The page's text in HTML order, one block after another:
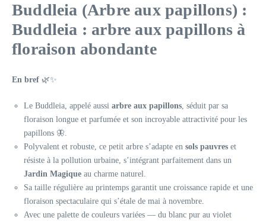
Buddleia (Arbre aux papillons) :
Buddleia : arbre aux papillons à
floraison abondante
En bref 🌿✨
Le Buddleia, appelé aussi arbre aux papillons, séduit par sa
floraison longue et parfumée et son incroyable attractivité pour les
papillons 🦋.
Polyvalent et robuste, ce petit arbre s’adapte en sols pauvres et
résiste à la pollution urbaine, s’intégrant parfaitement dans un
Jardin Magique au charme naturel.
Sa taille régulière au printemps garantit une croissance rapide et une
floraison spectaculaire qui s’étale de mai à novembre.
Avec une palette de couleurs variées — du blanc pur au violet